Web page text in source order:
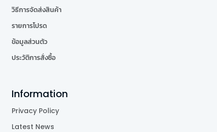
วิธีการจัดส่งสินค้า
รายการโปรด
ข้อมูลส่วนตัว
ประวัติการสั่งซื้อ
Information
Privacy Policy
Latest News